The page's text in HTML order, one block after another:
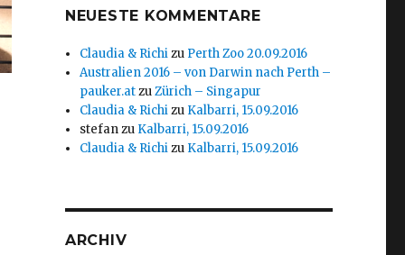
NEUESTE KOMMENTARE
Claudia & Richizu Perth Zoo 20.09.2016
Australien 2016 – von Darwin nach Perth –
pauker.atzuZürich – Singapur
Claudia & Richizu Kalbarri, 15.09.2016
stefanzu Kalbarri, 15.09.2016
Claudia & Richizu Kalbarri, 15.09.2016
ARCHIV